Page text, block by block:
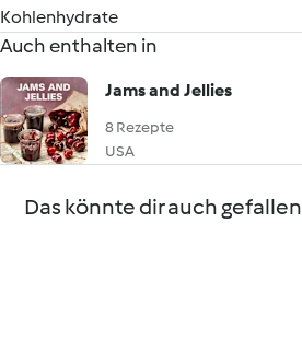
Kohlenhydrate
Auch enthalten in
Jams and Jellies
8 Rezepte
USA
Das könnte dir auch gefallen